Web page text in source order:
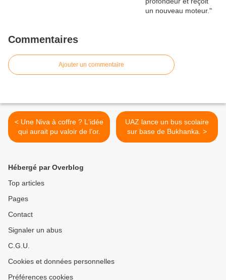
Commentaires
Ajouter un commentaire
< Une Niva à coffre ? L'idée
qui aurait pu valoir de l’or.
UAZ lance un bus scolaire
sur base de Bukhanka. >
Hébergé par Overblog
Top articles
Pages
Contact
Signaler un abus
C.G.U.
Cookies et données personnelles
Préférences cookies